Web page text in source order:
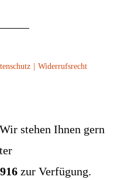
Widerrufsrecht
stehen Ihnen gern
zur Verfügung.